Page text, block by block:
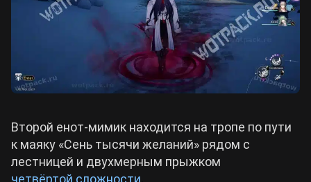
Второй енот-мимик находится на тропе по пути
к маяку «Сень тысячи желаний» рядом с
лестницей и двухмерным прыжком
четвёртой сложности.